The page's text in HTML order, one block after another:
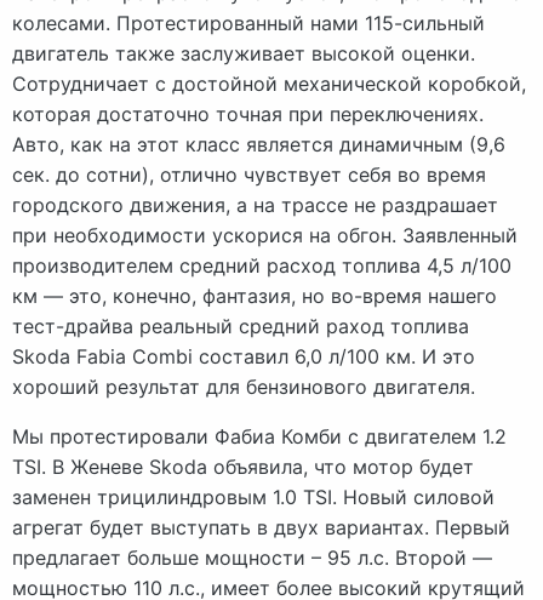
колесами. Протестированный нами 115-сильный
двигатель также заслуживает высокой оценки.
Сотрудничает с достойной механической коробкой,
которая достаточно точная при переключениях.
Авто, как на этот класс является динамичным (9,6
сек. до сотни), отлично чувствует себя во время
городского движения, а на трассе не раздрашает
при необходимости ускорися на обгон. Заявленный
производителем средний расход топлива 4,5 л/100
км — это, конечно, фантазия, но во-время нашего
тест-драйва реальный средний раход топлива
Skoda Fabia Combi составил 6,0 л/100 км. И это
хороший результат для бензинового двигателя.
Мы протестировали Фабиа Комби с двигателем 1.2
TSI. В Женеве Skoda объявила, что мотор будет
заменен трицилиндровым 1.0 TSI. Новый силовой
агрегат будет выступать в двух вариантах. Первый
предлагает больше мощности – 95 л.с. Второй —
мощностью 110 л.с., имеет более высокий крутящий